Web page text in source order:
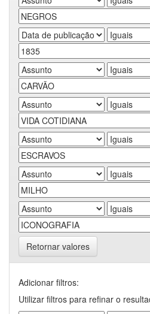
Retornar valores
Adicionar filtros:
Utilizar filtros para refinar o